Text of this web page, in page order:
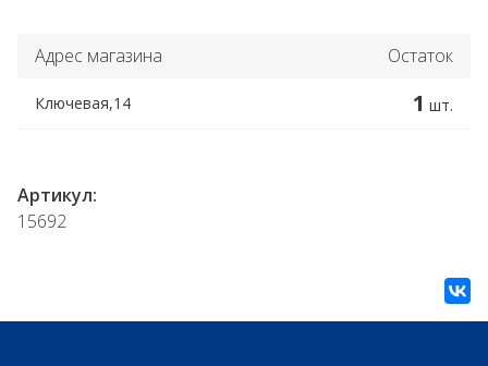
Адрес магазина Остаток
Ключевая,14 1 шт.
Артикул:
15692